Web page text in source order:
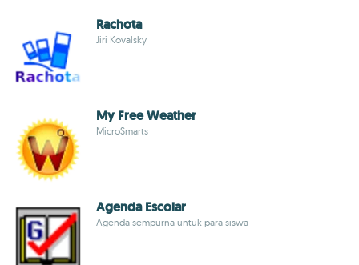
Rachota
Jiri Kovalsky
My Free Weather
MicroSmarts
Agenda Escolar
Agenda sempurna untuk para siswa